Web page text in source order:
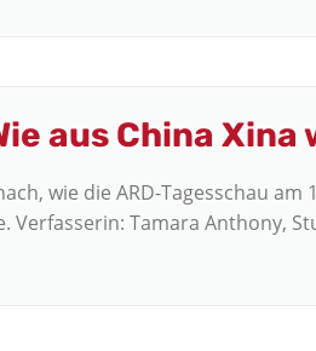
aus China Xina
wie die ARD-Tagesschau am
Verfasserin: Tamara Anthony,